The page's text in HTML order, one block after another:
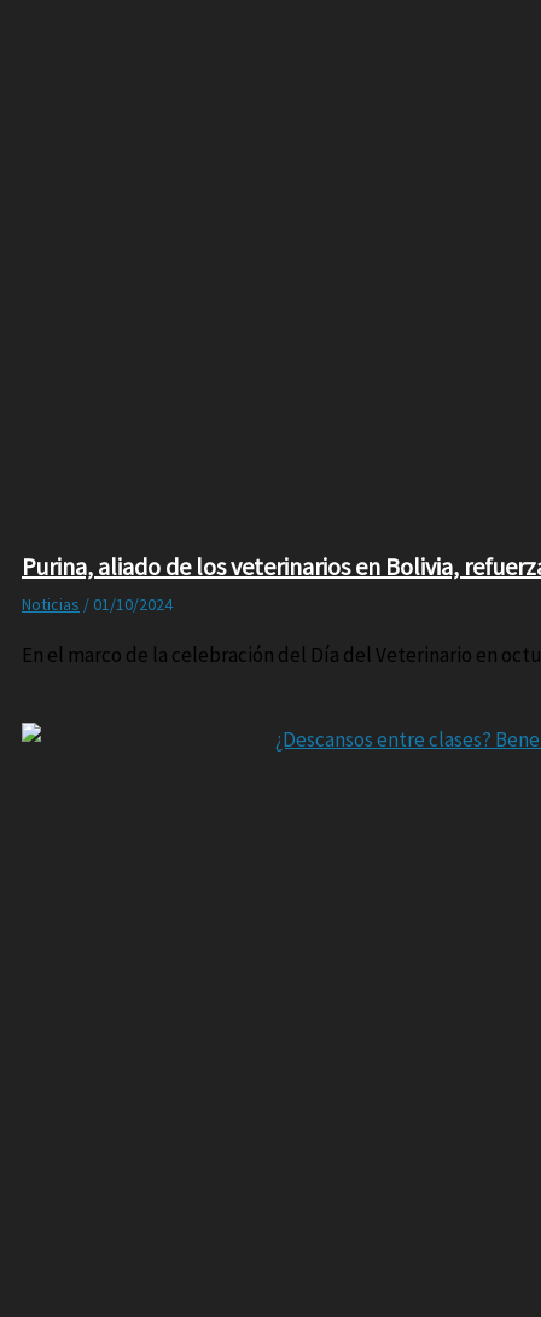
Purina, aliado de los veterinarios en Bolivia,
Noticias / 01/10/2024
En el marco de la celebración del Día del Veterinario en